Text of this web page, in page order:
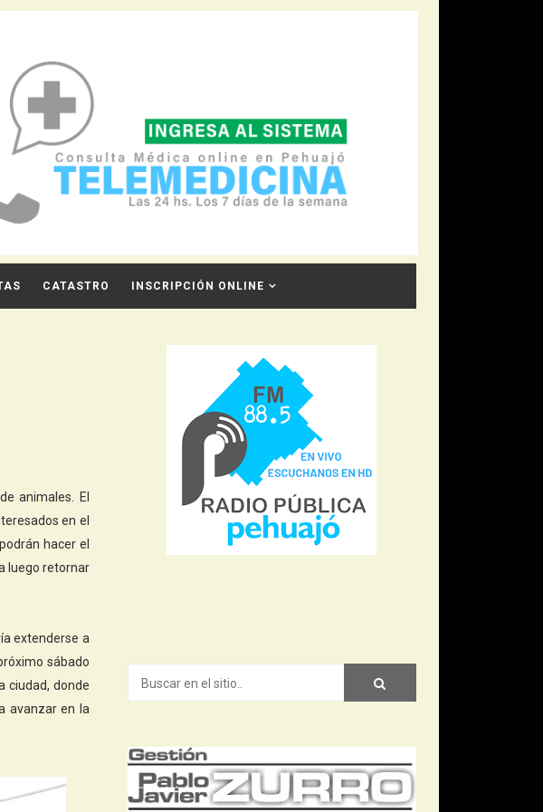
CATASTRO INSCRIPCIÓN ONLINE
animales. El
en el
hacer el
luego retornar
extenderse a
sábado
ciudad, donde
avanzar en la